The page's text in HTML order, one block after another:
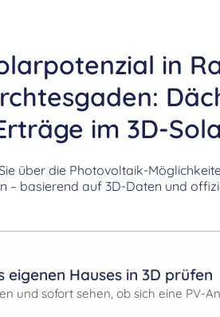
in
im 3D-
über die Photovoltaik-
– basierend auf 3D-Daten und
eigenen Hauses in 3D prüfen
und sofort sehen, ob sich eine PV-